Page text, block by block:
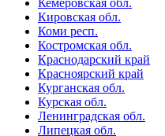
Кировская обл.
Коми респ.
Костромская обл.
Краснодарский край
Красноярский край
Курганская обл.
Курская обл.
Ленинградская обл.
Липецкая обл.